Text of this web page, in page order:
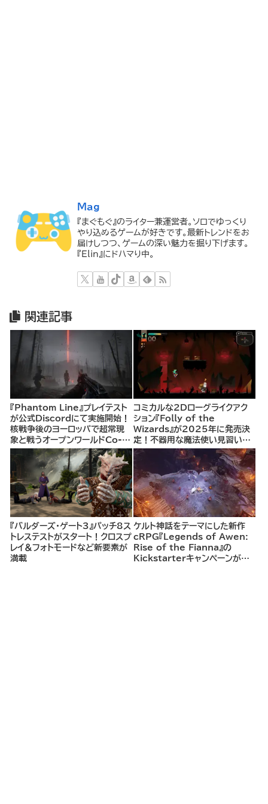
Mag
『まぐもぐ』のライター兼運営者。ソロでゆっくり
やり込めるゲームが好きです。最新トレンドをお
届けしつつ、ゲームの深い魅力を掘り下げます。
『Elin』にドハマり中。
関連記事
『Phantom Line』プレイテスト
が公式Discordにて実施開始！
核戦争後のヨーロッパで超常現
象と戦うオープンワールドCo-
opシューター
コミカルな2Dローグライクアク
ション『Folly of the
Wizards』が2025年に発売決
定！不器用な魔法使い見習いと
して、ランダム生成ダンジョンを
探索し、世界を救う冒険へ。
『バルダーズ・ゲート3』パッチ8ス
トレステストがスタート！クロスプ
レイ＆フォトモードなど新要素が
満載
ケルト神話をテーマにした新作
cRPG『Legends of Awen:
Rise of the Fianna』の
Kickstarterキャンペーンがま